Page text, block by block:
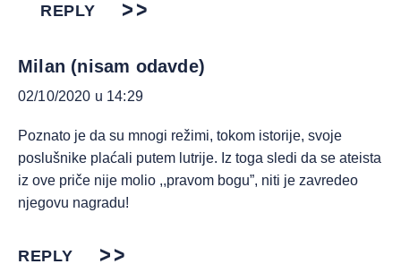
REPLY
Milan (nisam odavde)
02/10/2020 u 14:29
Poznato je da su mnogi režimi, tokom istorije, svoje
poslušnike plaćali putem lutrije. Iz toga sledi da se ateista
iz ove priče nije molio ,,pravom bogu”, niti je zavredeo
njegovu nagradu!
REPLY